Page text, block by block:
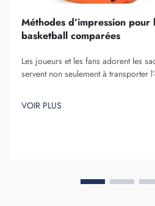
Méthodes d’impression pour
basketball comparées
Les joueurs et les fans adorent les
servent non seulement à transporter
Fuzhou Saipulang Trading, nous
sac à dos à la fois esthétique et
VOIR PLUS